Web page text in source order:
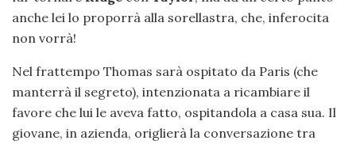
anche lei lo proporrà alla sorellastra, che, inferocita
non vorrà!
Nel frattempo Thomas sarà ospitato da Paris (che
manterrà il segreto), intenzionata a ricambiare il
favore che lui le aveva fatto, ospitandola a casa sua. Il
giovane, in azienda, origlierà la conversazione tra